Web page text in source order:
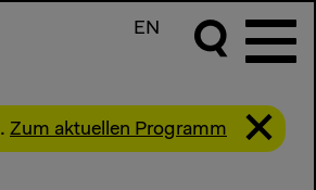
EN
Zum aktuellen Programm